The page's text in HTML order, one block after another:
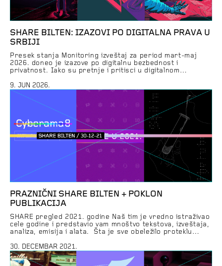
SHARE BILTEN: IZAZOVI PO DIGITALNA PRAVA U
SRBIJI
Presek stanja Monitoring izveštaj za period mart-maj
2026. doneo je izazove po digitalnu bezbednost i
privatnost. Iako su pretnje i pritisci u digitalnom
rasprostranjene fišing kampanje i dva krupna incidenta
sa curenjem podataka građana bili su najupečatljiviji
slučajevi koji su privukli veliku pažnju javnosti. Pročitajte
kompletan izveštaj → SHARE Fondacija […]
9. JUN 2026.
PRAZNIČNI SHARE BILTEN + POKLON
PUBLIKACIJA
SHARE pregled 2021. godine Naš tim je vredno istraživao
cele godine i predstavio vam mnoštvo tekstova, izveštaja,
analiza, emisija i alata. Šta je sve obeležilo proteklu
potencijalno čekaju u 2022. godini → SHARE Fondacija
Koliko je vredna DNK? Razne kompanije prodaju
popularne DNK pakete koji vam […]
30. DECEMBAR 2021.